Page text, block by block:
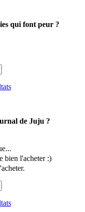
qui font peur ?
de Juju ?
bien l'acheter :)